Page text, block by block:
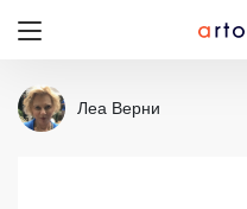
Леа Верни